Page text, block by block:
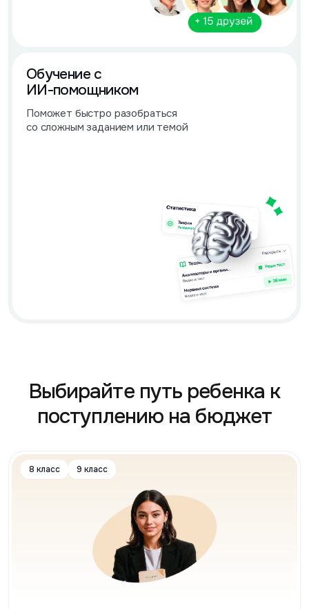
Обучение с
ИИ-помощником
Поможет быстро разобраться
со сложным заданием или темой
Выбирайте путь ребенка к
поступлению на бюджет
8 класс 9 класс